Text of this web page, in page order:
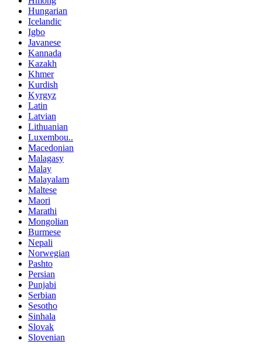
Hungarian
Icelandic
Igbo
Javanese
Kannada
Kazakh
Khmer
Kurdish
Kyrgyz
Latin
Latvian
Lithuanian
Luxembou..
Macedonian
Malagasy
Malay
Malayalam
Maltese
Maori
Marathi
Mongolian
Burmese
Nepali
Norwegian
Pashto
Persian
Punjabi
Serbian
Sesotho
Sinhala
Slovak
Slovenian